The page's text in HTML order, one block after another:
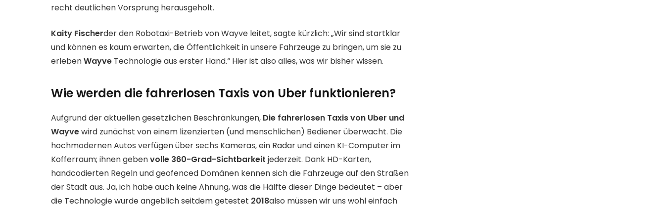
recht deutlichen Vorsprung herausgeholt.
Kaity Fischerder den Robotaxi-Betrieb von Wayve leitet, sagte kürzlich: „Wir sind startklar
und können es kaum erwarten, die Öffentlichkeit in unsere Fahrzeuge zu bringen, um sie zu
erlebenWayve Technologie aus erster Hand.“ Hier ist also alles, was wir bisher wissen.
Wie werden die fahrerlosen Taxis von Uber funktionieren?
Aufgrund der aktuellen gesetzlichen Beschränkungen, Die fahrerlosen Taxis von Uber und
Wayvewird zunächst von einem lizenzierten (und menschlichen) Bediener überwacht. Die
hochmodernen Autos verfügen über sechs Kameras, ein Radar und einen KI-Computer im
Kofferraum; ihnen gebenvolle 360-Grad-Sichtbarkeit jederzeit. Dank HD-Karten,
handcodierten Regeln und geofenced Domänen kennen sich die Fahrzeuge auf den Straßen
der Stadt aus. Ja, ich habe auch keine Ahnung, was die Hälfte dieser Dinge bedeutet – aber
die Technologie wurde angeblich seitdem getestet 2018also müssen wir uns wohl einfach